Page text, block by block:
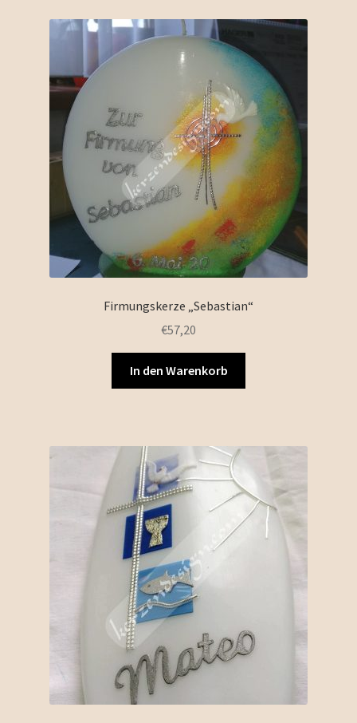
Firmungskerze „Sebastian“
€57,20
In den Warenkorb